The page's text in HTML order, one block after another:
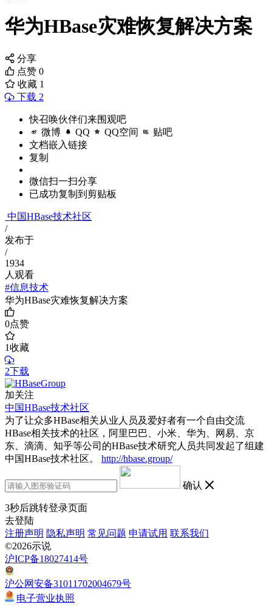
华为HBase灾难恢复解决方案
分享
点赞 0
收藏 1
下载 2
快召唤伙伴们来围观吧
微博 QQ QQ空间 贴吧
文档嵌入链接
复制
微信扫一扫分享
已成功复制到剪贴板
中国HBase技术社区
/
发布于
/
1934
人观看
#信息技术
华为HBase灾难恢复解决方案
0点赞
1收藏
2下载
加关注
中国HBase技术社区
为了让众多HBase相关从业人员及爱好者有一个自由交流
HBase相关技术的社区，阿里巴巴、小米、华为、网易、京
东、滴滴、知乎等公司的HBase技术研究人员共同发起了组建
中国HBase技术社区。
http://hbase.group/
确认
3秒后跳转登录页面
去登陆
注册声明 隐私声明 常见问题 申请试用 联系我们
©2026示说
沪ICP备18027414号
沪公网安备31011702004679号
电子营业执照